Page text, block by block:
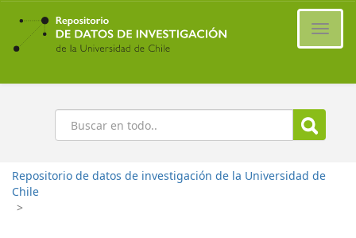
Ir
contenido
principal
Buscar
Repositorio de datos de investigación de la Universidad de
Chile
>